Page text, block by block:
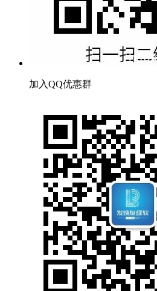
加入QQ优惠群